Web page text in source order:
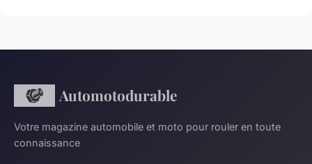
Automotodurable
Votre magazine automobile et moto pour rouler en toute
connaissance